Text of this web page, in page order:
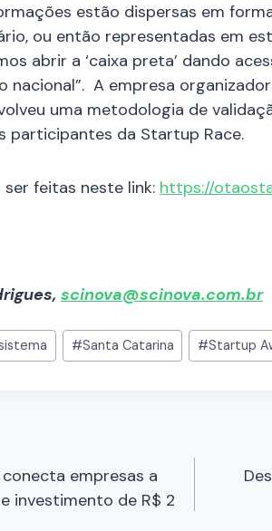
estão dispersas em
ou então representadas em
abrir a ‘caixa preta’ dando
A empresa
uma metodologia de
participantes da Startup Race.
feitas neste link: https://
scinova@scinova.com.br
#Santa Catarina #Startup
empresas a
investimento de R$ 2